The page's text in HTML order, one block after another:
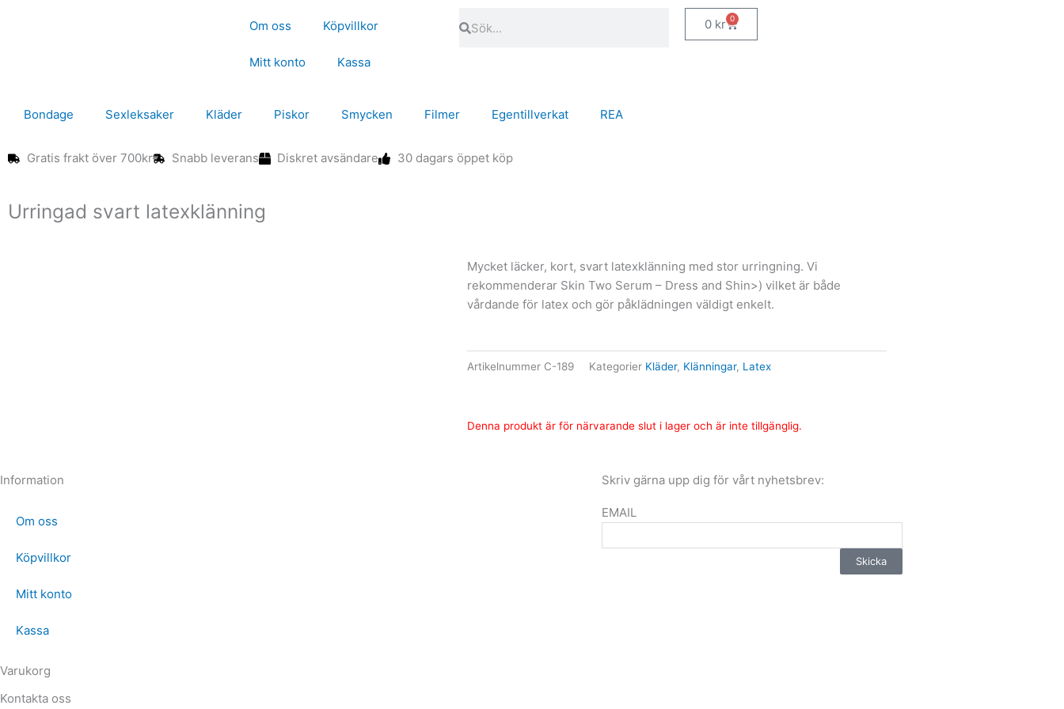
Om oss Köpvillkor
Mitt konto Kassa
0 kr 0
Varukorg
Bondage Sexleksaker Kläder Piskor Smycken Filmer Egentillverkat REA
Gratis frakt över 700kr Snabb leverans Diskret avsändare 30 dagars öppet köp
Urringad svart latexklänning
Mycket läcker, kort, svart latexklänning med stor urringning. Vi
rekommenderar Skin Two Serum – Dress and Shin>) vilket är både
vårdande för latex och gör påklädningen väldigt enkelt.
Artikelnummer C-189 Kategorier Kläder, Klänningar, Latex
Denna produkt är för närvarande slut i lager och är inte tillgänglig.
Information
Om oss
Köpvillkor
Mitt konto
Kassa
Varukorg
Kontakta oss
Skriv gärna upp dig för vårt nyhetsbrev:
EMAIL
Skicka